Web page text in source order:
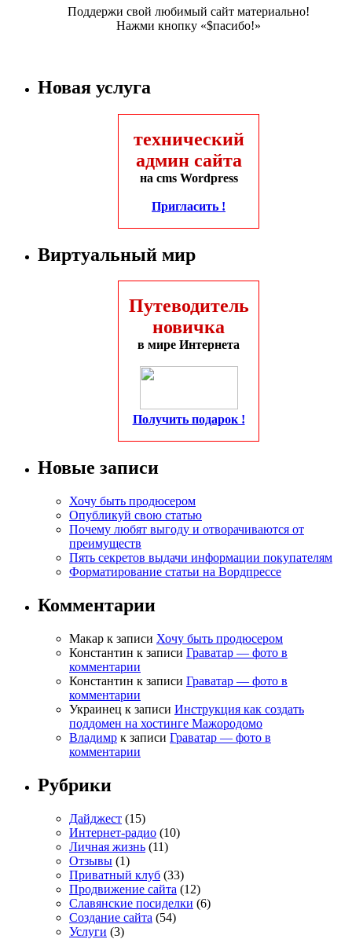
Поддержи свой любимый сайт материально!
Нажми кнопку «$пасибо!»
Новая услуга
технический
админ сайта
на cms Wordpress
Пригласить !
Виртуальный мир
Путеводитель
новичка
в мире Интернета
Получить подарок !
Новые записи
Хочу быть продюсером
Опубликуй свою статью
Почему любят выгоду и отворачиваются от
преимуществ
Пять секретов выдачи информации покупателям
Форматирование статьи на Вордпрессе
Комментарии
Макар к записи Хочу быть продюсером
Константин к записи Граватар — фото в
комментарии
Константин к записи Граватар — фото в
комментарии
Украинец к записи Инструкция как создать
поддомен на хостинге Мажородомо
Владимр к записи Граватар — фото в
комментарии
Рубрики
Дайджест (15)
Интернет-радио (10)
Личная жизнь (11)
Отзывы (1)
Приватный клуб (33)
Продвижение сайта (12)
Славянские посиделки (6)
Создание сайта (54)
Услуги (3)